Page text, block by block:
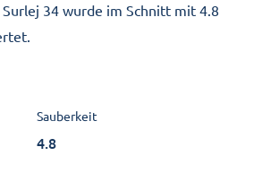
34 wurde im Schnitt mit 4.8
Sauberkeit
4.8